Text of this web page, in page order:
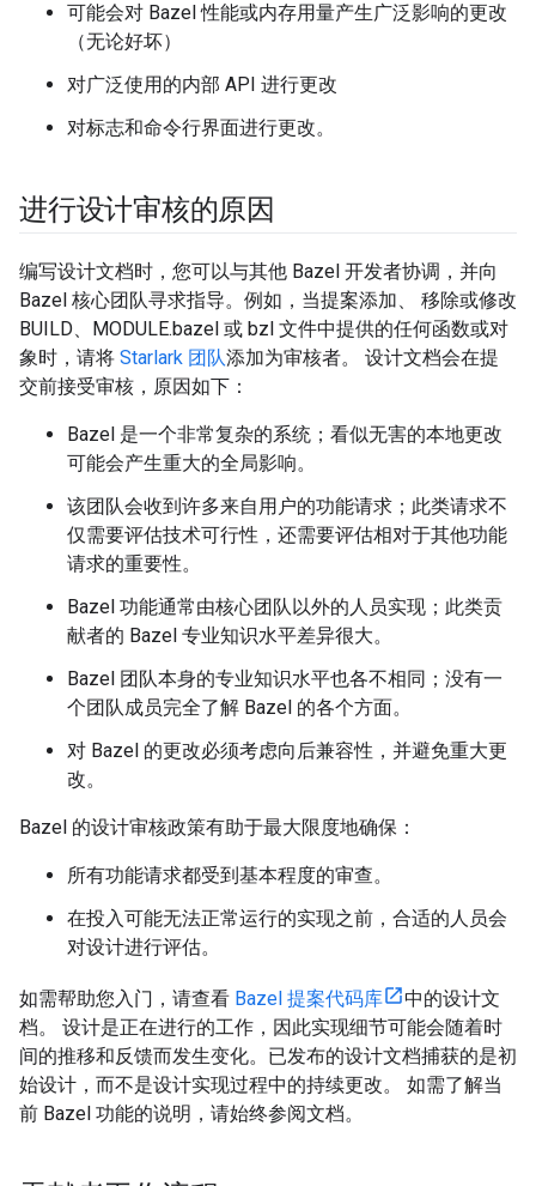
可能会对 Bazel 性能或内存用量产生广泛影响的更改
（无论好坏）
对广泛使用的内部 API 进行更改
对标志和命令行界面进行更改。
进行设计审核的原因
编写设计文档时，您可以与其他 Bazel 开发者协调，并向
Bazel 核心团队寻求指导。例如，当提案添加、 移除或修改
BUILD、MODULE.bazel 或 bzl 文件中提供的任何函数或对
象时，请将 Starlark 团队添加为审核者。 设计文档会在提
交前接受审核，原因如下：
Bazel 是一个非常复杂的系统；看似无害的本地更改
可能会产生重大的全局影响。
该团队会收到许多来自用户的功能请求；此类请求不
仅需要评估技术可行性，还需要评估相对于其他功能
请求的重要性。
Bazel 功能通常由核心团队以外的人员实现；此类贡
献者的 Bazel 专业知识水平差异很大。
Bazel 团队本身的专业知识水平也各不相同；没有一
个团队成员完全了解 Bazel 的各个方面。
对 Bazel 的更改必须考虑向后兼容性，并避免重大更
改。
Bazel 的设计审核政策有助于最大限度地确保：
所有功能请求都受到基本程度的审查。
在投入可能无法正常运行的实现之前，合适的人员会
对设计进行评估。
如需帮助您入门，请查看 Bazel 提案代码库
中的设计文
档。 设计是正在进行的工作，因此实现细节可能会随着时
间的推移和反馈而发生变化。已发布的设计文档捕获的是初
始设计，而不是设计实现过程中的持续更改。 如需了解当
前 Bazel 功能的说明，请始终参阅文档。